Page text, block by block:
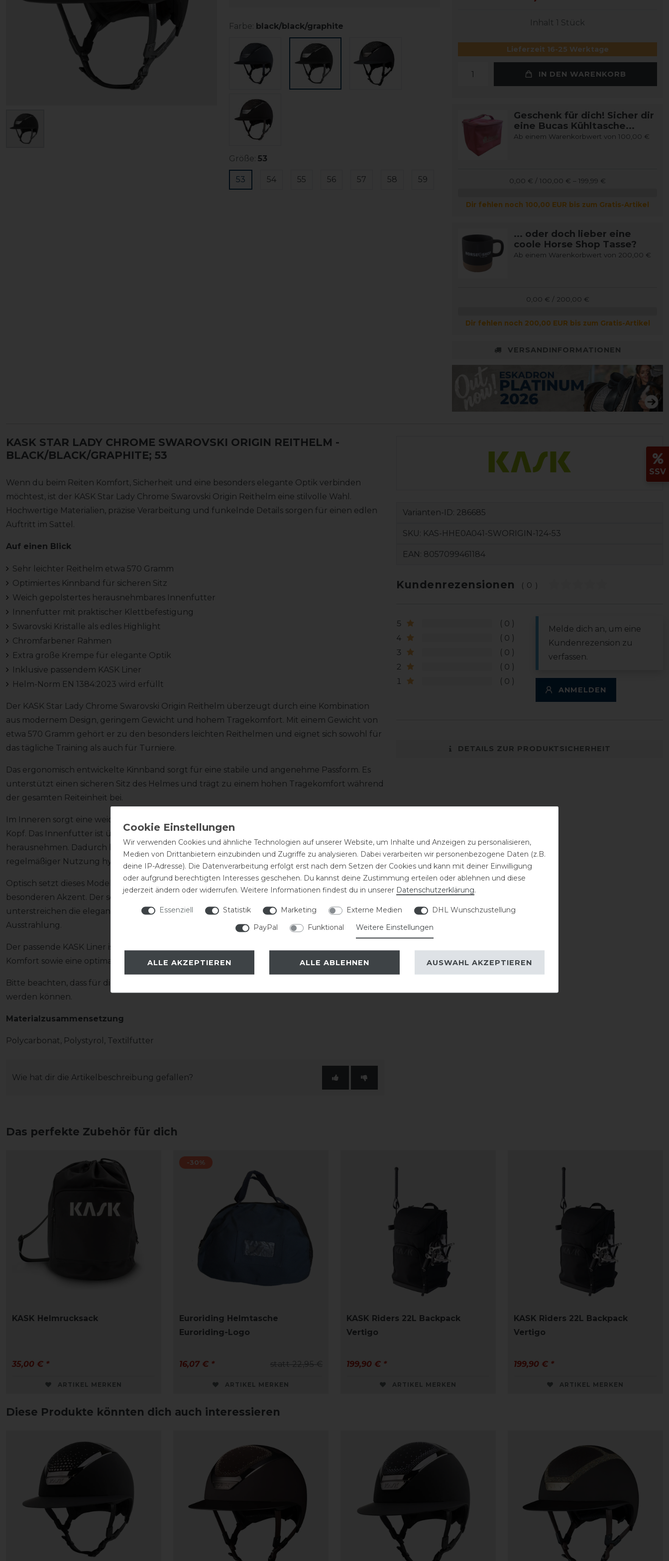
Farbe: black/black/graphite
Größe: 53
53 54 55 56 57 58 59
Inhalt 1 Stück
Lieferzeit 16-25 Werktage
IN DEN WARENKORB
Geschenk für dich! Sicher dir
eine Bucas Kühltasche...
Ab einem Warenkorbwert von 100,00 €
0,00 € / 100,00 € – 199,99 €
Dir fehlen noch 100,00 EUR bis zum Gratis-Artikel
... oder doch lieber eine
coole Horse Shop Tasse?
Ab einem Warenkorbwert von 200,00 €
0,00 € / 200,00 €
Dir fehlen noch 200,00 EUR bis zum Gratis-Artikel
VERSANDINFORMATIONEN
KASK STAR LADY CHROME SWAROVSKI ORIGIN REITHELM -
BLACK/BLACK/GRAPHITE; 53
Wenn du beim Reiten Komfort, Sicherheit und eine besonders elegante Optik verbinden
möchtest, ist der KASK Star Lady Chrome Swarovski Origin Reithelm eine stilvolle Wahl.
Hochwertige Materialien, präzise Verarbeitung und funkelnde Details sorgen für einen edlen
Auftritt im Sattel.
Auf einen Blick
Sehr leichter Reithelm etwa 570 Gramm
Optimiertes Kinnband für sicheren Sitz
Weich gepolstertes herausnehmbares Innenfutter
Innenfutter mit praktischer Klettbefestigung
Swarovski Kristalle als edles Highlight
Chromfarbener Rahmen
Extra große Krempe für elegante Optik
Inklusive passendem KASK Liner
Helm-Norm EN 1384:2023 wird erfüllt
Der KASK Star Lady Chrome Swarovski Origin Reithelm überzeugt durch eine Kombination
aus modernem Design, geringem Gewicht und hohem Tragekomfort. Mit einem Gewicht von
etwa 570 Gramm gehört er zu den besonders leichten Reithelmen und eignet sich sowohl für
das tägliche Training als auch für Turniere.
Das ergonomisch entwickelte Kinnband sorgt für eine stabile und angenehme Passform. Es
unterstützt einen sicheren Sitz des Helmes und trägt zu einem hohen Tragekomfort während
der gesamten Reiteinheit bei.
Im Inneren sorgt eine weich gepolsterte Innenausstattung für ein angenehmes Gefühl am
Kopf. Das Innenfutter ist über ein praktisches Klettsystem befestigt und lässt sich einfach
herausnehmen. Dadurch kann der Helm problemlos gereinigt werden und bleibt auch bei
regelmäßiger Nutzung hygienisch.
Optisch setzt dieses Modell mit funkelnden Swarovski Kristallen auf der Vorderseite einen
besonderen Akzent. Der schwarz verchromte Rahmen sowie die extra große Krempe
unterstreichen die elegante Linienführung und verleihen dem Helm eine hochwertige
Ausstrahlung.
Der passende KASK Liner ist bereits im Lieferumfang enthalten und sorgt für zusätzlichen
Komfort sowie eine optimale Passform.
Bitte beachten, dass für diesen Helm ausschließlich passende KASK Innenfutter verwendet
werden können.
Materialzusammensetzung
Polycarbonat, Polystyrol, Textilfutter
Wie hat dir die Artikelbeschreibung gefallen?
Varianten-ID: 286685
SKU: KAS-HHE0A041-SWORIGIN-124-53
EAN: 8057099461184
Kundenrezensionen (0)
5
0
4
0
3
0
2
0
1
0
Melde dich an, um eine
Kundenrezension zu
verfassen.
ANMELDEN
DETAILS ZUR PRODUKTSICHERHEIT
Das perfekte Zubehör für dich
KASK Helmrucksack
35,00 € *
ARTIKEL MERKEN
-30%
Euroriding Helmtasche
Euroriding-Logo
statt 22,95 €
16,07 € *
ARTIKEL MERKEN
KASK Riders 22L Backpack
Vertigo
199,90 € *
ARTIKEL MERKEN
KASK Riders 22L Backpack
Vertigo
199,90 € *
ARTIKEL MERKEN
Diese Produkte könnten dich auch interessieren
SSV
Wir verwenden Cookies und ähnliche Technologien auf unserer Website, um Inhalte und Anzeigen zu personalisieren,
Medien von Drittanbietern einzubinden und Zugriffe zu analysieren. Dabei verarbeiten wir personenbezogene Daten (z.B.
deine IP-Adresse). Die Datenverarbeitung erfolgt erst nach dem Setzen der Cookies und kann mit deiner Einwilligung
oder aufgrund berechtigten Interesses geschehen. Du kannst deine Zustimmung erteilen oder ablehnen und diese
jederzeit ändern oder widerrufen. Weitere Informationen findest du in unserer Daten­schutz­erklärung.
Essenziell Statistik Marketing Externe Medien
DHL Wunschzustellung
PayPal
Funktional Weitere Einstellungen
ALLE AKZEPTIEREN ALLE ABLEHNEN AUSWAHL AKZEPTIEREN